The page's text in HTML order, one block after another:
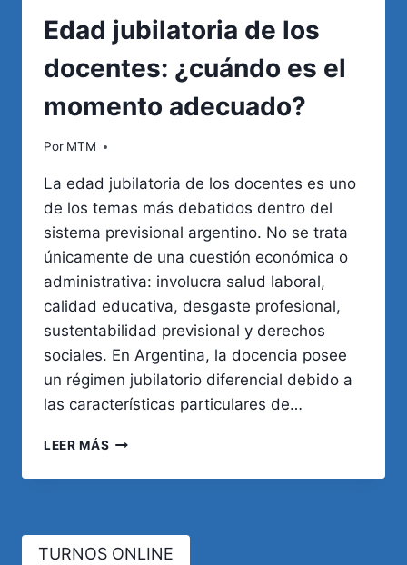
Edad jubilatoria de los
docentes: ¿cuándo es el
momento adecuado?
Por MTM
La edad jubilatoria de los docentes es uno
de los temas más debatidos dentro del
sistema previsional argentino. No se trata
únicamente de una cuestión económica o
administrativa: involucra salud laboral,
calidad educativa, desgaste profesional,
sustentabilidad previsional y derechos
sociales. En Argentina, la docencia posee
un régimen jubilatorio diferencial debido a
las características particulares de…
LEER MÁS EDAD
DE
¿CUÁNDO
ES
TURNOS ONLINE